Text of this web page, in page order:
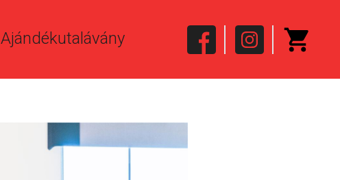
Ajándékutalávány